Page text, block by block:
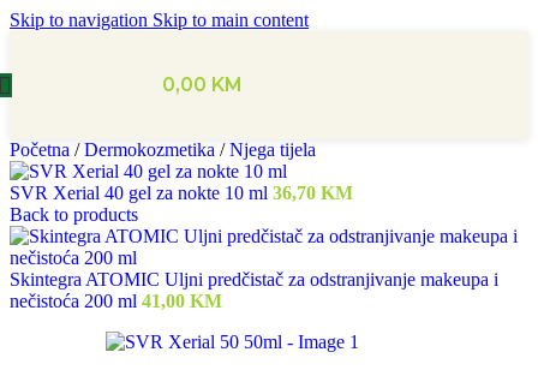
Skip to navigation Skip to main content
0,00 KM
Početna / Dermokozmetika / Njega tijela
SVR Xerial 40 gel za nokte 10 ml 36,70 KM
Back to products
Skintegra ATOMIC Uljni predčistač za odstranjivanje makeupa i
nečistoća 200 ml 41,00 KM